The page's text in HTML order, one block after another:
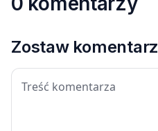
Zostaw komentarz